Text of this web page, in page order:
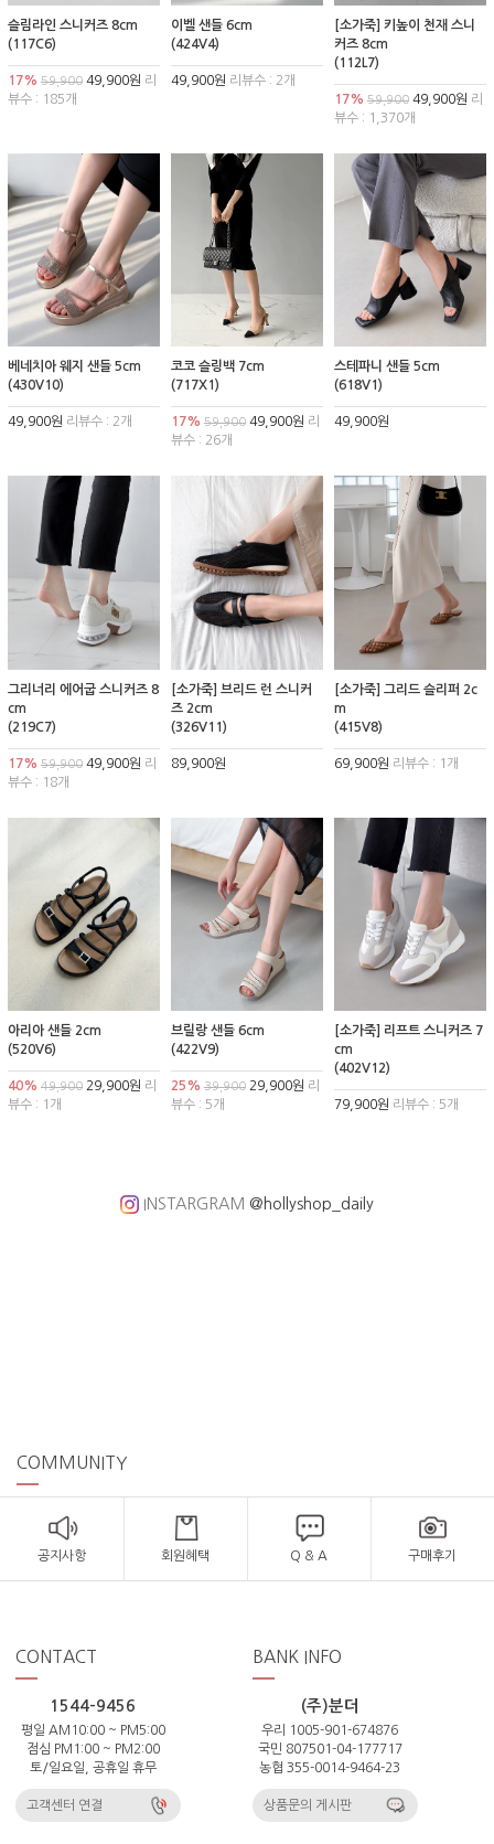
슬림라인 스니커즈 8cm
(117C6)
17% 59,900 49,900원 리
뷰수 : 185개
이벨 샌들 6cm
(424V4)
49,900원 리뷰수 : 2개
[소가죽] 키높이 천재 스니
커즈 8cm
(112L7)
17% 59,90049,900원 리
뷰수 : 1,370개
베네치아 웨지 샌들 5cm
(430V10)
49,900원 리뷰수 : 2개
코코 슬링백 7cm
(717X1)
17% 59,90049,900원 리
뷰수 : 26개
스테파니 샌들 5cm
(618V1)
49,900원
그리너리 에어굽 스니커즈 8
cm
(219C7)
17% 59,900 49,900원 리
뷰수 : 18개
[소가죽] 브리드 런 스니커
즈 2cm
(326V11)
89,900원
[소가죽] 그리드 슬리퍼 2c
m
(415V8)
69,900원 리뷰수 : 1개
아리아 샌들 2cm
(520V6)
40% 49,900 29,900원 리
뷰수 : 1개
브릴랑 샌들 6cm
(422V9)
25% 39,90029,900원 리
뷰수 : 5개
[소가죽] 리프트 스니커즈 7
cm
(402V12)
79,900원 리뷰수 : 5개
INSTARGRAM @hollyshop_daily
COMMUNITY
공지사항 회원혜택 Q & A 구매후기
CONTACT
1544-9456
평일 AM10:00 ~ PM5:00
점심 PM1:00 ~ PM2:00
토/일요일, 공휴일 휴무
고객센터 연결
BANK INFO
(주)분더
우리 1005-901-674876
국민 807501-04-177717
농협 355-0014-9464-23
상품문의 게시판